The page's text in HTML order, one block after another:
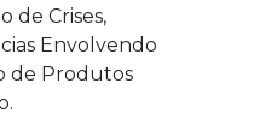
de Crises,
Envolvendo
de Produtos